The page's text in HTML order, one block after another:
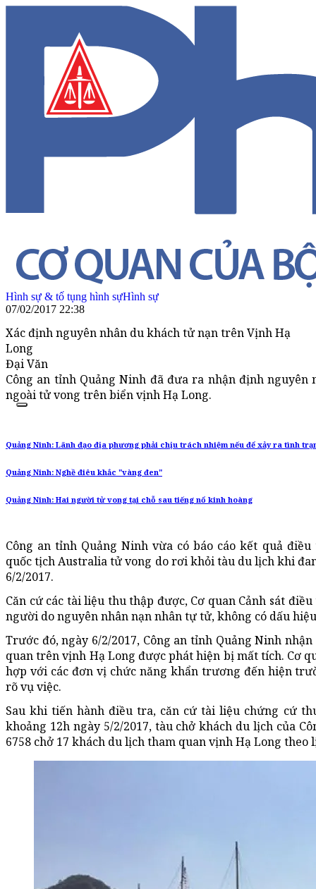
Hình sự & tố tụng hình sựHình sự
07/02/2017 22:38
Xác định nguyên nhân du khách tử nạn trên Vịnh Hạ
Long
Đại Văn
Công an tỉnh Quảng Ninh đã đưa ra nhận định
ngoài tử vong trên biển vịnh Hạ Long.
Quảng Ninh: Lãnh đạo địa phương phải chịu trách nhiệm nếu để xảy ra tình
Quảng Ninh: Nghề điêu khắc "vàng đen"
Quảng Ninh: Hai người tử vong tại chỗ sau tiếng nổ kinh hoàng
Công an tỉnh Quảng Ninh vừa có báo cáo kết quả
quốc tịch Australia tử vong do rơi khỏi tàu du lịch khi
6/2/2017.
Căn cứ các tài liệu thu thập được, Cơ quan Cảnh sát
người do nguyên nhân nạn nhân tự tử, không có dấu
Trước đó, ngày 6/2/2017, Công an tỉnh Quảng Ninh
quan trên vịnh Hạ Long được phát hiện bị mất tích. Cơ
hợp với các đơn vị chức năng khẩn trương đến hiện
rõ vụ việc.
Sau khi tiến hành điều tra, căn cứ tài liệu chứng cứ
khoảng 12h ngày 5/2/2017, tàu chở khách du lịch của
6758 chở 17 khách du lịch tham quan vịnh Hạ Long